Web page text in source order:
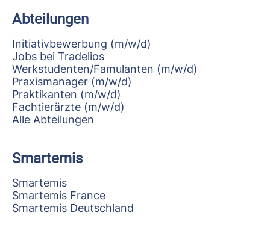
Abteilungen
Initiativbewerbung (m/w/d)
Jobs bei Tradelios
Werkstudenten/Famulanten (m/w/d)
Praxismanager (m/w/d)
Praktikanten (m/w/d)
Fachtierärzte (m/w/d)
Alle Abteilungen
Smartemis
Smartemis
Smartemis France
Smartemis Deutschland